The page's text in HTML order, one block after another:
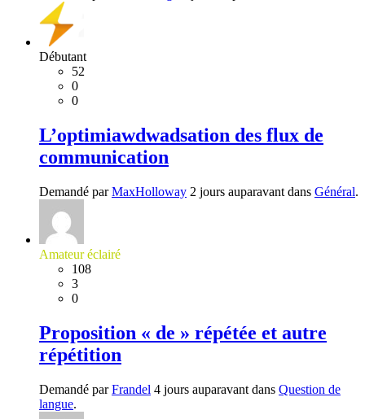
Débutant
52
0
0
L’optimiawdwadsation des flux de
communication
Demandé parMaxHolloway 2 jours auparavant dans Général.
Amateur éclairé
108
3
0
Proposition « de » répétée et autre
répétition
Demandé parFrandel 4 jours auparavant dans Question de
langue.